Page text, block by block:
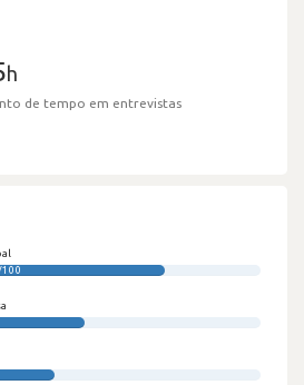
h
de tempo em entrevistas